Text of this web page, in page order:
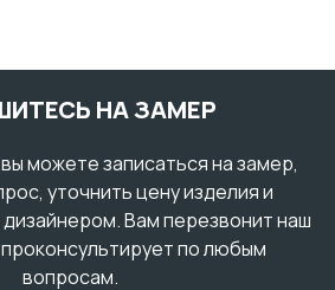
НА ЗАМЕР
можете записаться на замер,
уточнить цену изделия и
Вам перезвонит наш
по любым
вопросам.